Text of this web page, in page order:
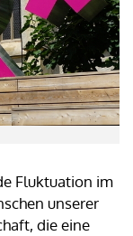
Fluktuation im
unserer
die eine